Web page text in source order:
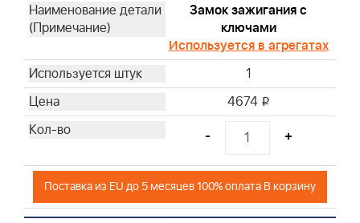
Замок зажигания с
ключами
Используется в агрегатах
1
4674 i
- +
Поставка из EU до 5 месяцев 100% оплата В корзину